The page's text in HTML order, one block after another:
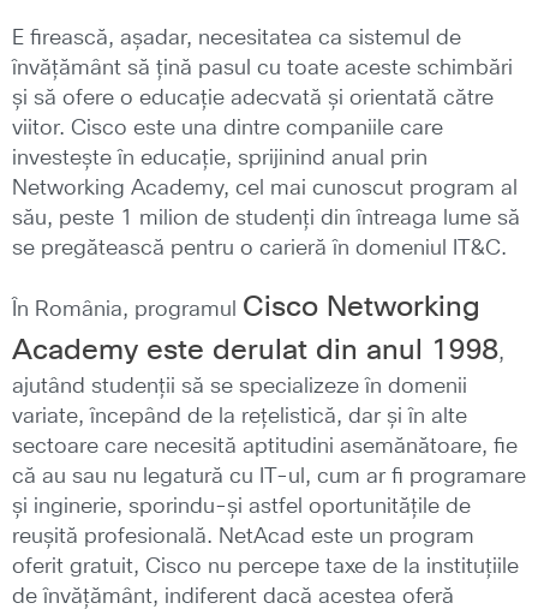
E firească, așadar, necesitatea ca sistemul de
învățământ să țină pasul cu toate aceste schimbări
și să ofere o educație adecvată și orientată către
viitor. Cisco este una dintre companiile care
investește în educație, sprijinind anual prin
Networking Academy, cel mai cunoscut program al
său, peste 1 milion de studenți din întreaga lume să
se pregătească pentru o carieră în domeniul IT&C.
În România, programul Cisco Networking
Academy este derulat din anul 1998,
ajutând studenții să se specializeze în domenii
variate, începând de la rețelistică, dar și în alte
sectoare care necesită aptitudini asemănătoare, fie
că au sau nu legatură cu IT-ul, cum ar fi programare
și inginerie, sporindu-și astfel oportunitățile de
reușită profesională. NetAcad este un program
oferit gratuit, Cisco nu percepe taxe de la instituțiile
de învățământ, indiferent dacă acestea oferă